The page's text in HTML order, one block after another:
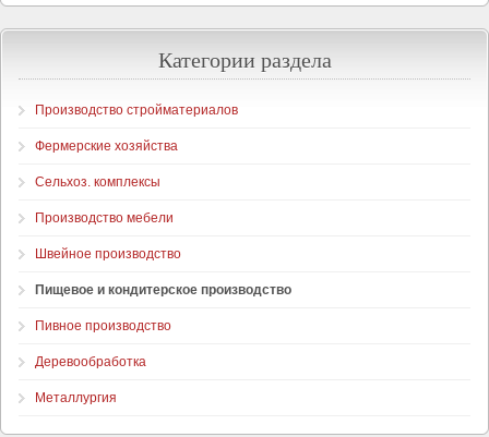
Категории раздела
Производство стройматериалов
Фермерские хозяйства
Сельхоз. комплексы
Производство мебели
Швейное производство
Пищевое и кондитерское производство
Пивное производство
Деревообработка
Металлургия